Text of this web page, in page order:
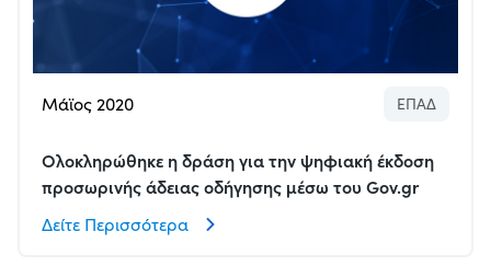
Μάϊος 2020 ΕΠΑΔ
Ολοκληρώθηκε η δράση για την ψηφιακή έκδοση
προσωρινής άδειας οδήγησης μέσω του Gov.gr
Δείτε Περισσότερα